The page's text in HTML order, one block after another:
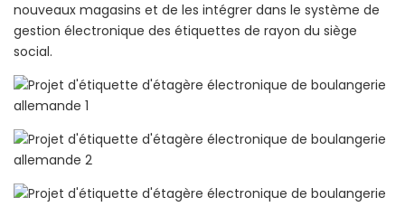
nouveaux magasins et de les intégrer dans le système de
gestion électronique des étiquettes de rayon du siège
social.